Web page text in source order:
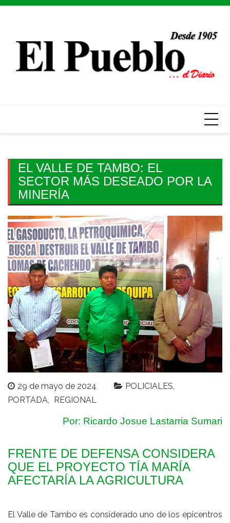
Skip
EL VALLE DE TAMBO: EL
SECTOR MÁS DESEADO POR LA
MINERÍA
29 de mayo de 2024
POLICIALES
PORTADA
REGIONAL
Por: Ricardo Josue Lastarria Sumari
FRENTE DE DEFENSA CONSIDERA
QUE EL PROYECTO TÍA MARÍA
AFECTARÍA LA AGRICULTURA
El Valle de Tambo es considerado uno de los epicentros